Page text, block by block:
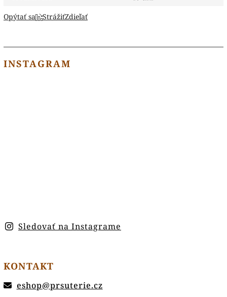
Opýtať sa
StrážiťZdieľať
INSTAGRAM
Sledovať na Instagrame
KONTAKT
eshop@prsuterie.cz